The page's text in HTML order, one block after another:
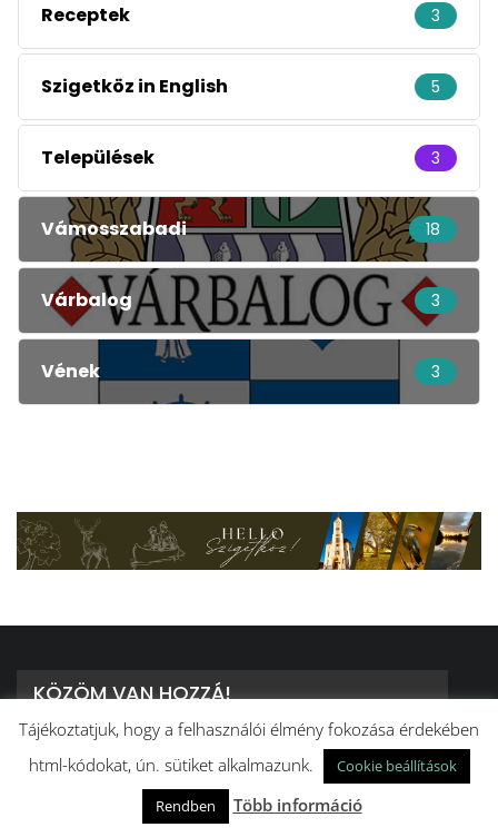
Receptek 3
Szigetköz in English 5
Települések 3
Vámosszabadi 18
Várbalog 3
Vének 3
KÖZÖM VAN HOZZÁ!
Köszöntjük közös otthonunk, a Szigetköz
közéletének fórumán!
Tájékoztatjuk, hogy a felhasználói élmény fokozása érdekében
html-kódokat, ún. sütiket alkalmazunk.
Cookie beállítások
Rendben
Több információ